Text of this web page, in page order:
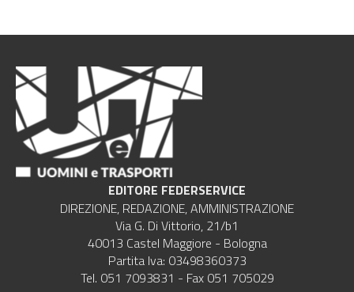
EDITORE FEDERSERVICE
DIREZIONE, REDAZIONE, AMMINISTRAZIONE
Via G. Di Vittorio, 21/b1
40013 Castel Maggiore - Bologna
Partita Iva: 03498360373
Tel. 051 7093831 - Fax 051 705029